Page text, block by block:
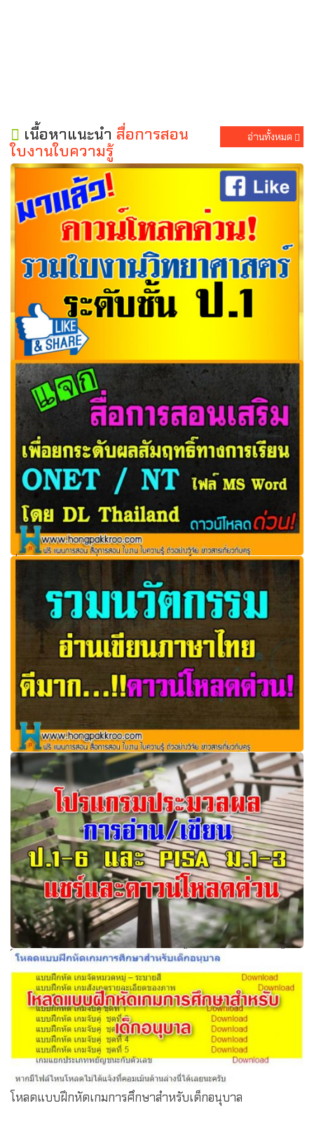
เนื้อหาแนะนำ สื่อการสอน
ใบงานใบความรู้
อ่านทั้งหมด
มาแล้ว! รวมใบงานวิทยาศาสตร์ ป.1 มีหลายชุด ดาวน์โหลด
ด่วน!..
สื่อการสอนเสริมเพื่อยกระดับผลสัมฤทธิ์ทางการเรียน ONET /
รวมนวัตกรรม อ่านเขียนภาษาไทย ดีมาก…!!ดาวน์โหลดด่วน!
โปรแกรมประมวลผลการอ่าน/เขียน ชั้น ป.1-6 และ PISA ชั้น
ม.1-3 ภาคเรียนที่ 1 ปีการศึกษา 2560
โหลดแบบฝึกหัดเกมการศึกษาสำหรับเด็กอนุบาล